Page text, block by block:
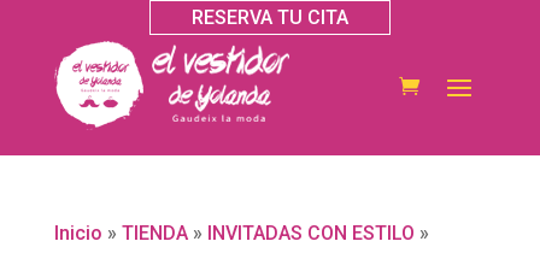
RESERVA TU CITA
Inicio » TIENDA» INVITADAS CON ESTILO »